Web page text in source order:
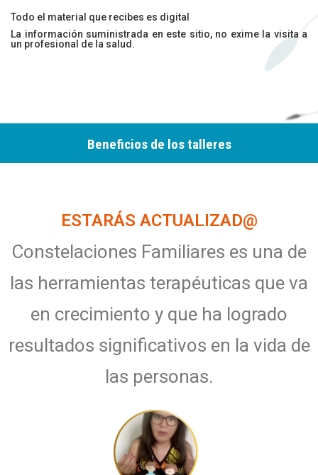
Todo el material que recibes es digital
La información suministrada en este sitio, no exime la visita a
un profesional de la salud.
Beneficios de los talleres
ESTARÁS ACTUALIZAD@
Constelaciones Familiares es una de
las herramientas terapéuticas que va
en crecimiento y que ha logrado
resultados significativos en la vida de
las personas.